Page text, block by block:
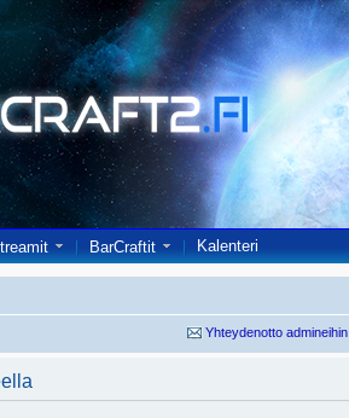
BarCraftit Kalenteri
Yhteydenotto admineihin